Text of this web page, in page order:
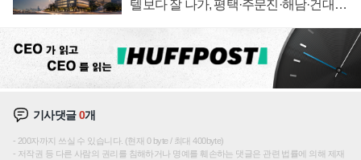
텔보다 잘 나가, 평택·주문진·해남·건대로
기사댓글0개
200자까지 쓰실 수 있습니다. (현재 0 byte / 최대 400byte)
저작권 등 다른 사람의 권리를 침해하거나 명예를 훼손하는 댓글은 관련 법률에 의해 제재